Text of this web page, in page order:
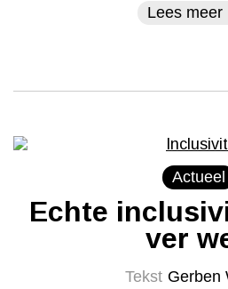
Lees meer
Actueel
Echte
ver
Tekst Gerben